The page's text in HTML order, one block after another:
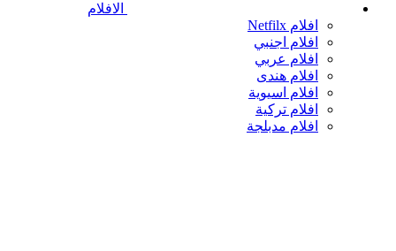
الافلام
افلام Netfilx
افلام اجنبي
افلام عربي
افلام هندى
افلام اسيوية
افلام تركية
افلام مدبلجة